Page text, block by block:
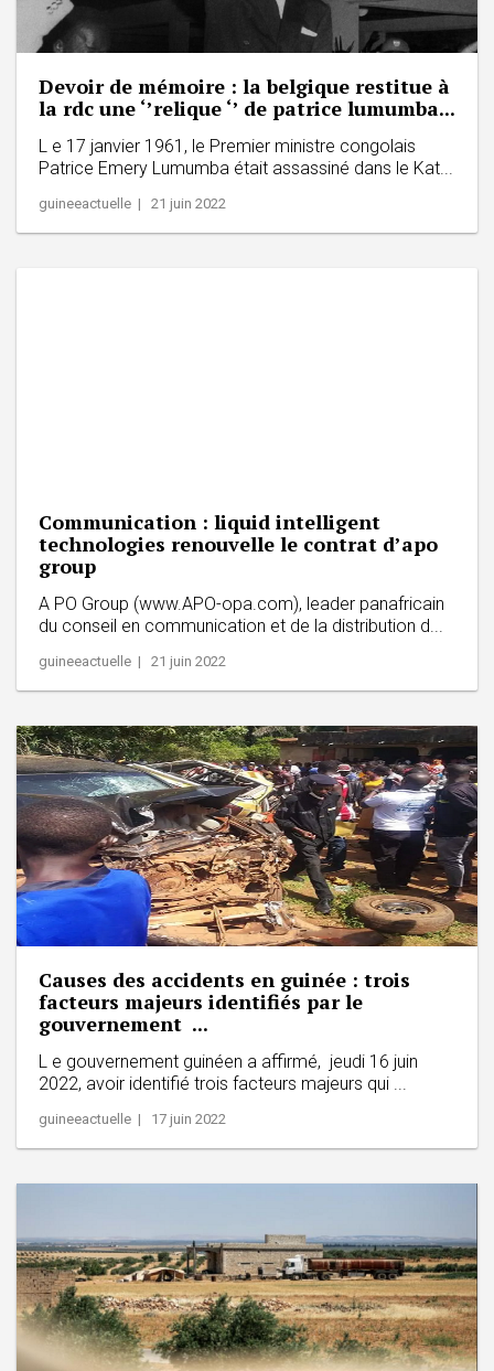
Devoir de mémoire : la belgique restitue à
la rdc une ‘’relique ‘’ de patrice lumumba...
L e 17 janvier 1961, le Premier ministre congolais
Patrice Emery Lumumba était assassiné dans le Kat...
guineeactuelle | 21 juin 2022
Communication : liquid intelligent
technologies renouvelle le contrat d’apo
group
A PO Group (www.APO-opa.com), leader panafricain
du conseil en communication et de la distribution d...
guineeactuelle | 21 juin 2022
Causes des accidents en guinée : trois
facteurs majeurs identifiés par le
gouvernement ...
L e gouvernement guinéen a affirmé, jeudi 16 juin
2022, avoir identifié trois facteurs majeurs qui ...
guineeactuelle | 17 juin 2022